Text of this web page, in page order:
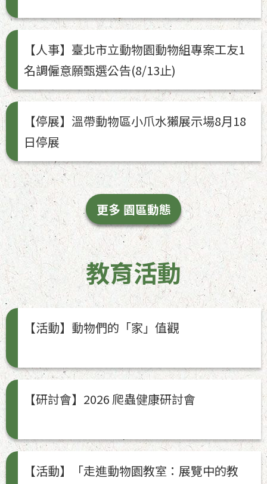
教育活動
【人事】臺北市立動物園動物組專案工友1
名調僱意願甄選公告(8/13止)
【停展】溫帶動物區小爪水獺展示場8月18
日停展
更多 園區動態
【活動】動物們的「家」值觀
【研討會】2026 爬蟲健康研討會
【活動】「走進動物園教室：展覽中的教